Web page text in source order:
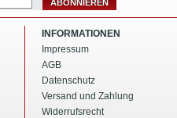
ABONNIEREN
INFORMATIONEN
Impressum
AGB
Datenschutz
Versand und Zahlung
Widerrufsrecht